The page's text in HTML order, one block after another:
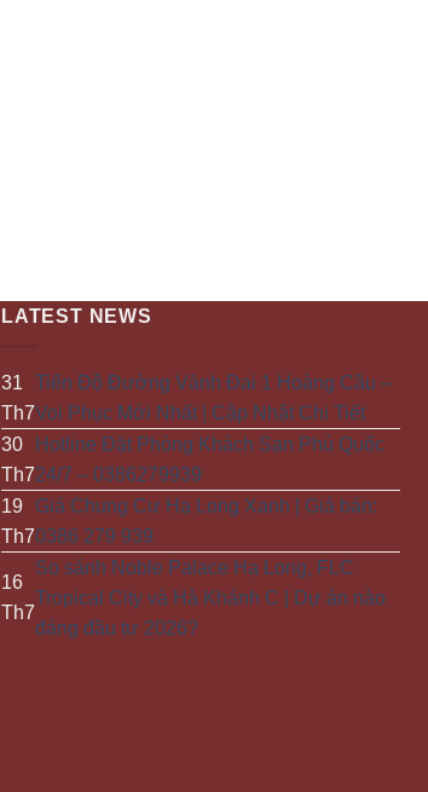
LATEST NEWS
31
Th7
Tiến Độ Đường Vành Đai 1 Hoàng Cầu –
Voi Phục Mới Nhất | Cập Nhật Chi Tiết
30
Th7
Hotline Đặt Phòng Khách Sạn Phú Quốc
24/7 – 0386279939
19
Th7
Giá Chung Cư Hạ Long Xanh | Giá bán:
0386 279 939
16
Th7
So sánh Noble Palace Hạ Long, FLC
Tropical City và Hà Khánh C | Dự án nào
đáng đầu tư 2026?